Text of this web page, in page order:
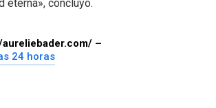
eterna», concluyó.
aureliebader.com/ –
24 horas